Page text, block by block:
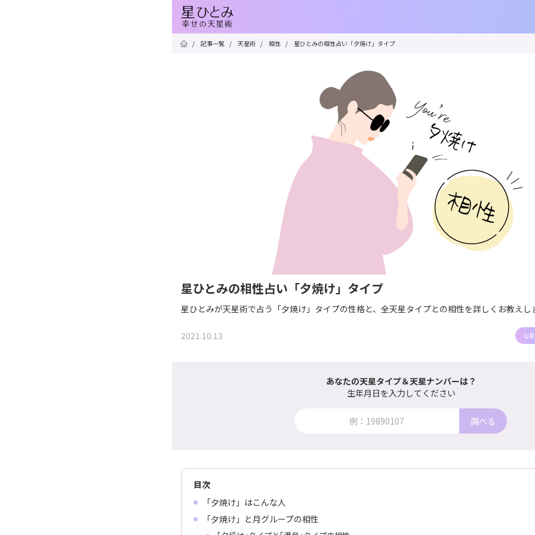
/ 記事一覧 / 天星術 / 相性 / 星ひとみの相性占い「夕焼け」タイプ
星ひとみの相性占い「夕焼け」タイプ
星ひとみが天星術で占う「夕焼け」タイプの性格と、全天星タイプとの相性を詳しくお教えし
2021.10.13
あなたの天星タイプ＆天星ナンバーは？
生年月日を入力してください
調べる
目次
「夕焼け」はこんな人
「夕焼け」と月グループの相性